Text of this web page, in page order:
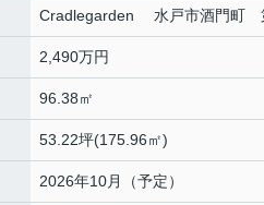
Cradlegarden 水戸市酒門町
2,490万円
96.38㎡
53.22坪(175.96㎡)
2026年10月（予定）